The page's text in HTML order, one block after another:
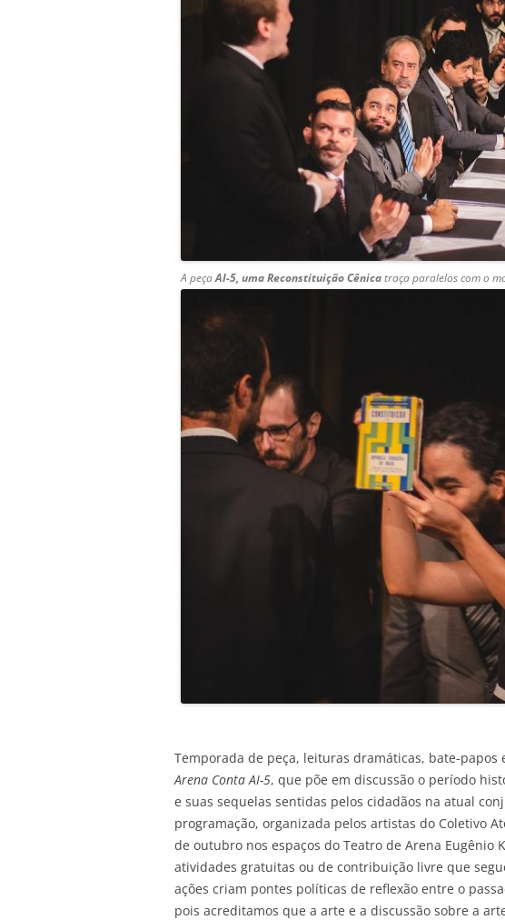
A peçaAI-5, uma Reconstituição Cênicatraça paralelos com o
Temporada de peça, leituras dramáticas, bate-papos
Arena Conta AI-5, que põe em discussão o período
e suas sequelas sentidas pelos cidadãos na atual
programação, organizada pelos artistas do Coletivo
de outubro nos espaços do Teatro de Arena Eugênio
atividades gratuitas ou de contribuição livre que
ações criam pontes políticas de reflexão entre o
pois acreditamos que a arte e a discussão sobre a